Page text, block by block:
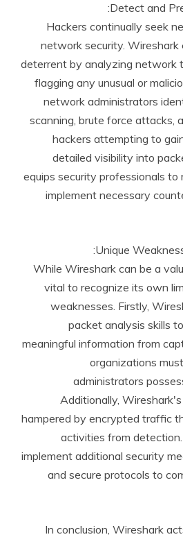
Detect and
Hackers continually seek
network security.
deterrent by analyzing network
flagging any unusual or
network administrators
scanning, brute force attacks,
hackers attempting to
detailed visibility into
equips security professionals to
implement necessary
Unique
While Wireshark can be a
vital to recognize its own
weaknesses. Firstly,
packet analysis skills
meaningful information from
organizations
administrators
Additionally,
hampered by encrypted traffic
activities from
implement additional security
and secure protocols to
In conclusion, Wireshark